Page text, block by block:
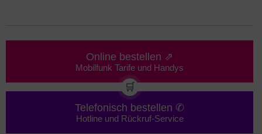
Online bestellen ⇗
Mobilfunk Tarife und Handys
🛒
Telefonisch bestellen ✆
Hotline und Rückruf-Service